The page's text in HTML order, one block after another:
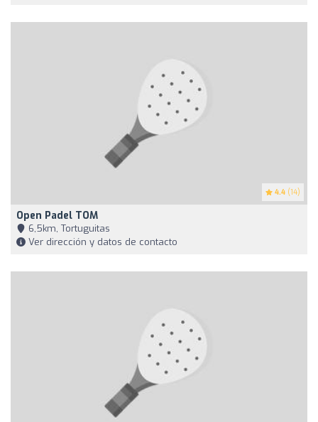
4.4 (14)
Open Padel TOM
6,5km, Tortuguitas
Ver dirección y datos de contacto